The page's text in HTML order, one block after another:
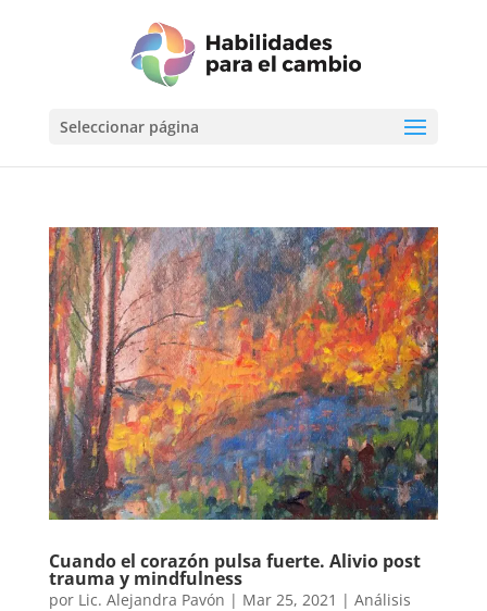
Seleccionar página
Cuando el corazón pulsa fuerte. Alivio post
trauma y mindfulness
por Lic. Alejandra Pavón | Mar 25, 2021 | Análisis